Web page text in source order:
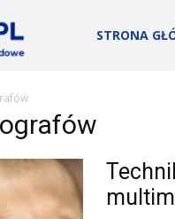
KKZ
–
STRONA